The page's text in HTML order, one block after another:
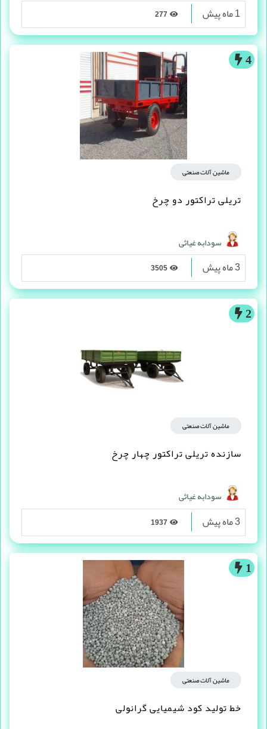
1 ماه پیش
4
ماشین آلات صنعتی
تریلی تراکتور دو چرخ
سودابه غیاثی
3 ماه پیش
2
ماشین آلات صنعتی
سازنده تریلی تراکتور چهار چرخ
سودابه غیاثی
3 ماه پیش
1
ماشین آلات صنعتی
خط تولید کود شیمیایی گرانولی